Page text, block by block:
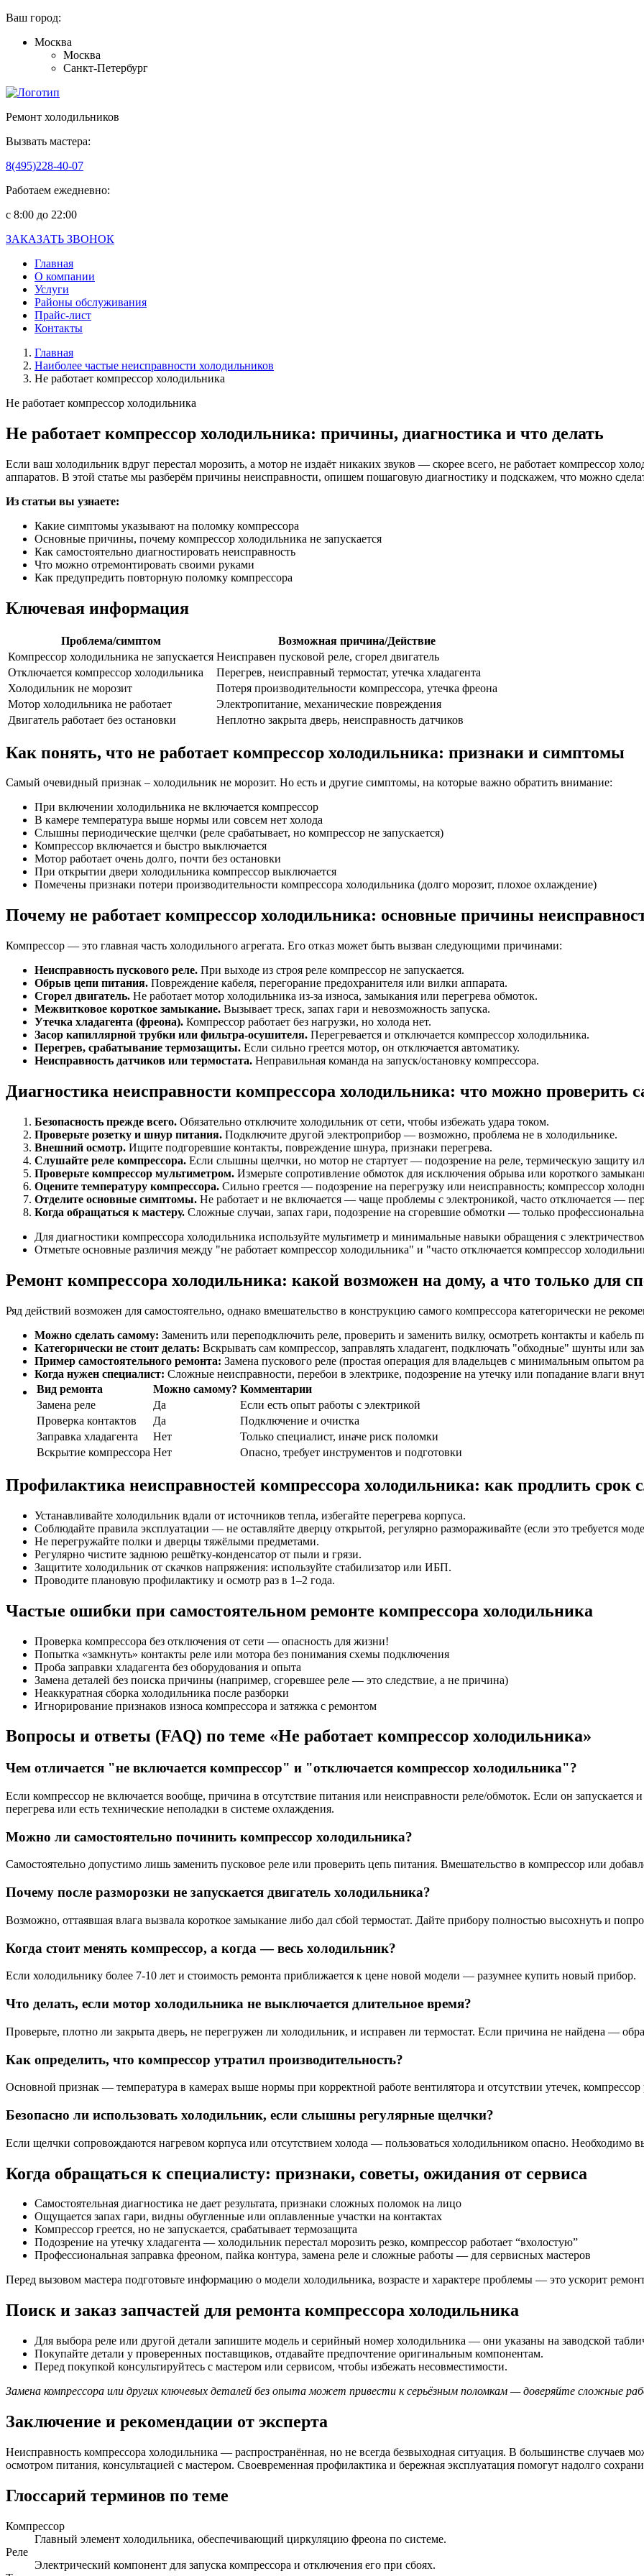
Ваш город:
Москва
Москва
Санкт-Петербург
Ремонт холодильников
Вызвать мастера:
8(495)228-40-07
Работаем ежедневно:
с 8:00 до 22:00
ЗАКАЗАТЬ ЗВОНОК
Главная
О компании
Услуги
Районы обслуживания
Прайс-лист
Контакты
Главная
Наиболее частые неисправности холодильников
Не работает компрессор холодильника
Не работает компрессор холодильника
Не работает компрессор холодильника: причины, диагностика и что делать
Если ваш холодильник вдруг перестал морозить, а мотор не издаёт никаких звуков — скорее всего, не работает компрессор
аппаратов. В этой статье мы разберём причины неисправности, опишем пошаговую диагностику и подскажем, что можно
Из статьи вы узнаете:
Какие симптомы указывают на поломку компрессора
Основные причины, почему компрессор холодильника не запускается
Как самостоятельно диагностировать неисправность
Что можно отремонтировать своими руками
Как предупредить повторную поломку компрессора
Ключевая информация
Проблема/симптом
Возможная причина/Действие
Компрессор холодильника не запускается Неисправен пусковой реле, сгорел двигатель
Отключается компрессор холодильника
Перегрев, неисправный термостат, утечка хладагента
Холодильник не морозит
Потеря производительности компрессора, утечка фреона
Мотор холодильника не работает
Электропитание, механические повреждения
Двигатель работает без остановки
Неплотно закрыта дверь, неисправность датчиков
Как понять, что не работает компрессор холодильника: признаки и симптомы
Самый очевидный признак – холодильник не морозит. Но есть и другие симптомы, на которые важно обратить внимание:
При включении холодильника не включается компрессор
В камере температура выше нормы или совсем нет холода
Слышны периодические щелчки (реле срабатывает, но компрессор не запускается)
Компрессор включается и быстро выключается
Мотор работает очень долго, почти без остановки
При открытии двери холодильника компрессор выключается
Помечены признаки потери производительности компрессора холодильника (долго морозит, плохое охлаждение)
Почему не работает компрессор холодильника: основные причины
Компрессор — это главная часть холодильного агрегата. Его отказ может быть вызван следующими причинами:
Неисправность пускового реле. При выходе из строя реле компрессор не запускается.
Обрыв цепи питания. Повреждение кабеля, перегорание предохранителя или вилки аппарата.
Сгорел двигатель. Не работает мотор холодильника из-за износа, замыкания или перегрева обмоток.
Межвитковое короткое замыкание. Вызывает треск, запах гари и невозможность запуска.
Утечка хладагента (фреона). Компрессор работает без нагрузки, но холода нет.
Засор капиллярной трубки или фильтра-осушителя. Перегревается и отключается компрессор холодильника.
Перегрев, срабатывание термозащиты. Если сильно греется мотор, он отключается автоматику.
Неисправность датчиков или термостата. Неправильная команда на запуск/остановку компрессора.
Диагностика неисправности компрессора холодильника: что можно проверить
Безопасность прежде всего. Обязательно отключите холодильник от сети, чтобы избежать удара током.
Проверьте розетку и шнур питания. Подключите другой электроприбор — возможно, проблема не в холодильнике.
Внешний осмотр. Ищите подгоревшие контакты, повреждение шнура, признаки перегрева.
Слушайте реле компрессора. Если слышны щелчки, но мотор не стартует — подозрение на реле, термическую защиту
Проверьте компрессор мультиметром. Измерьте сопротивление обмоток для исключения обрыва или короткого
Оцените температуру компрессора. Сильно греется — подозрение на перегрузку или неисправность; компрессор
Отделите основные симптомы. Не работает и не включается — чаще проблемы с электроникой, часто отключается —
Когда обращаться к мастеру. Сложные случаи, запах гари, подозрение на сгоревшие обмотки — только
Для диагностики компрессора холодильника используйте мультиметр и минимальные навыки обращения с
Отметьте основные различия между "не работает компрессор холодильника" и "часто отключается компрессор
Ремонт компрессора холодильника: какой возможен на дому, а что только для
Ряд действий возможен для самостоятельно, однако вмешательство в конструкцию самого компрессора категорически не
Можно сделать самому: Заменить или переподключить реле, проверить и заменить вилку, осмотреть контакты и кабель
Категорически не стоит делать: Вскрывать сам компрессор, заправлять хладагент, подключать "обходные" шунты или
Пример самостоятельного ремонта: Замена пускового реле (простая операция для владельцев с минимальным опытом
Когда нужен специалист: Сложные неисправности, перебои в электрике, подозрение на утечку или попадание влаги
Вид ремонта
Можно самому? Комментарии
Замена реле
Да
Если есть опыт работы с электрикой
Проверка контактов
Да
Подключение и очистка
Заправка хладагента
Нет
Только специалист, иначе риск поломки
Вскрытие компрессора Нет Опасно, требует инструментов и подготовки
Профилактика неисправностей компрессора холодильника: как продлить срок
Устанавливайте холодильник вдали от источников тепла, избегайте перегрева корпуса.
Соблюдайте правила эксплуатации — не оставляйте дверцу открытой, регулярно размораживайте (если это требуется
Не перегружайте полки и дверцы тяжёлыми предметами.
Регулярно чистите заднюю решётку-конденсатор от пыли и грязи.
Защитите холодильник от скачков напряжения: используйте стабилизатор или ИБП.
Проводите плановую профилактику и осмотр раз в 1–2 года.
Частые ошибки при самостоятельном ремонте компрессора холодильника
Проверка компрессора без отключения от сети — опасность для жизни!
Попытка «замкнуть» контакты реле или мотора без понимания схемы подключения
Проба заправки хладагента без оборудования и опыта
Замена деталей без поиска причины (например, сгоревшее реле — это следствие, а не причина)
Неаккуратная сборка холодильника после разборки
Игнорирование признаков износа компрессора и затяжка с ремонтом
Вопросы и ответы (FAQ) по теме «Не работает компрессор холодильника»
Чем отличается "не включается компрессор" и "отключается компрессор холодильника"?
Если компрессор не включается вообще, причина в отсутствие питания или неисправности реле/обмоток. Если он
перегрева или есть технические неполадки в системе охлаждения.
Можно ли самостоятельно починить компрессор холодильника?
Самостоятельно допустимо лишь заменить пусковое реле или проверить цепь питания. Вмешательство в компрессор или
Почему после разморозки не запускается двигатель холодильника?
Возможно, оттаявшая влага вызвала короткое замыкание либо дал сбой термостат. Дайте прибору полностью высохнуть и
Когда стоит менять компрессор, а когда — весь холодильник?
Если холодильнику более 7-10 лет и стоимость ремонта приближается к цене новой модели — разумнее купить новый прибор.
Что делать, если мотор холодильника не выключается длительное время?
Проверьте, плотно ли закрыта дверь, не перегружен ли холодильник, и исправен ли термостат. Если причина не найдена —
Как определить, что компрессор утратил производительность?
Основной признак — температура в камерах выше нормы при корректной работе вентилятора и отсутствии утечек, компрессор
Безопасно ли использовать холодильник, если слышны регулярные щелчки?
Если щелчки сопровождаются нагревом корпуса или отсутствием холода — пользоваться холодильником опасно. Необходимо
Когда обращаться к специалисту: признаки, советы, ожидания от сервиса
Самостоятельная диагностика не дает результата, признаки сложных поломок на лицо
Ощущается запах гари, видны обугленные или оплавленные участки на контактах
Компрессор греется, но не запускается, срабатывает термозащита
Подозрение на утечку хладагента — холодильник перестал морозить резко, компрессор работает “вхолостую”
Профессиональная заправка фреоном, пайка контура, замена реле и сложные работы — для сервисных мастеров
Перед вызовом мастера подготовьте информацию о модели холодильника, возрасте и характере проблемы — это ускорит
Поиск и заказ запчастей для ремонта компрессора холодильника
Для выбора реле или другой детали запишите модель и серийный номер холодильника — они указаны на заводской
Покупайте детали у проверенных поставщиков, отдавайте предпочтение оригинальным компонентам.
Перед покупкой консультируйтесь с мастером или сервисом, чтобы избежать несовместимости.
Замена компрессора или других ключевых деталей без опыта может привести к серьёзным поломкам — доверяйте сложные
Заключение и рекомендации от эксперта
Неисправность компрессора холодильника — распространённая, но не всегда безвыходная ситуация. В большинстве случаев
осмотром питания, консультацией с мастером. Своевременная профилактика и бережная эксплуатация помогут надолго
Глоссарий терминов по теме
Компрессор
Главный элемент холодильника, обеспечивающий циркуляцию фреона по системе.
Реле
Электрический компонент для запуска компрессора и отключения его при сбоях.